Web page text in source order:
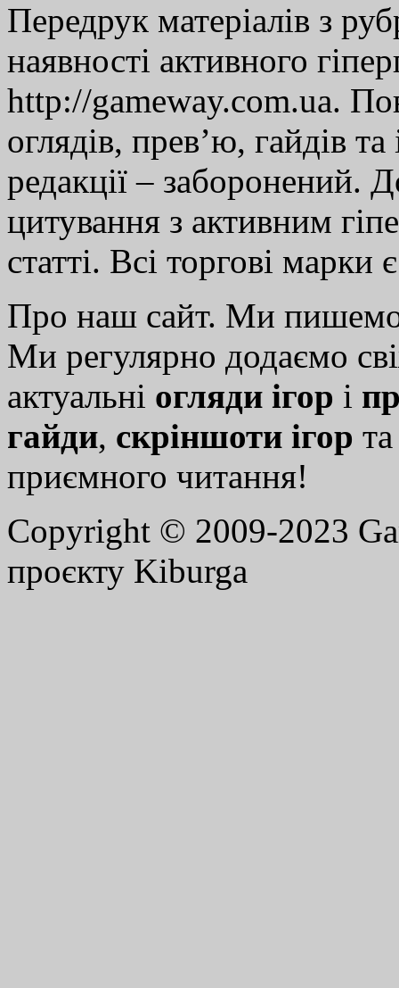
Передрук матеріалів з
наявності активного
http://gameway.com.ua.
оглядів, прев’ю, гайдів
редакції – заборонений.
цитування з активним
статті. Всі торгові марки
Про наш сайт. Ми
Ми регулярно додаємо
актуальні огляди ігор і
гайди, скріншоти ігор
приємного читання!
Copyright © 2009-2023
проєкту Kiburga